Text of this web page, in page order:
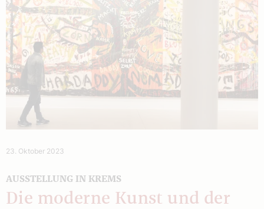
23. Oktober 2023
AUSSTELLUNG IN KREMS
Die moderne Kunst und der